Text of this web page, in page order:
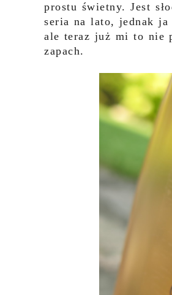
prostu świetny. Jest
seria na lato, jednak
ale teraz już mi to nie
zapach.